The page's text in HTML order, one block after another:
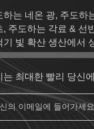
하는 네온 광, 주도하
, 주도하는 각료 & 선
기 빛 확산 생산에서
는 최대한 빨리 당신